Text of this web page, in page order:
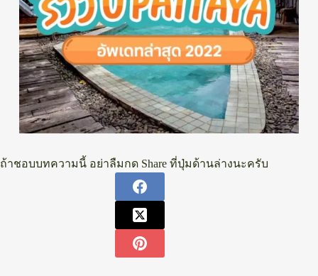
ถ้าชอบบทความนี้ อย่าลืมกด Share ที่ปุ่มด้านล่างนะครับ